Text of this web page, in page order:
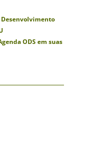
Desenvolvimento
ODS em suas